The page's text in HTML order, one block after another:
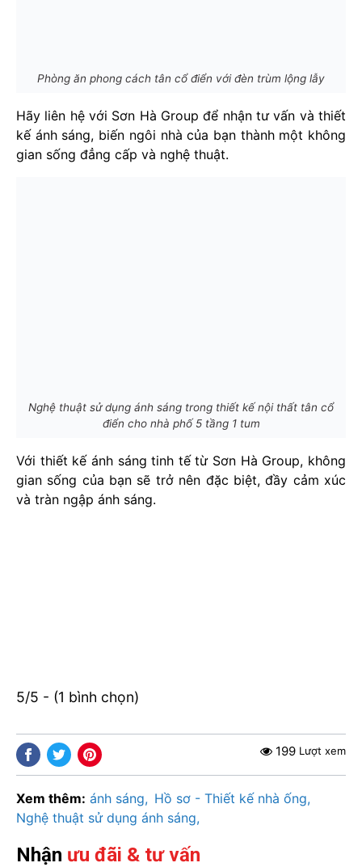
Phòng ăn phong cách tân cổ điển với đèn trùm lộng lẫy
Hãy liên hệ với Sơn Hà Group để nhận tư vấn và thiết
kế ánh sáng, biến ngôi nhà của bạn thành một không
gian sống đẳng cấp và nghệ thuật.
Nghệ thuật sử dụng ánh sáng trong thiết kế nội thất tân cổ
điển cho nhà phố 5 tầng 1 tum
Với thiết kế ánh sáng tinh tế từ Sơn Hà Group, không
gian sống của bạn sẽ trở nên đặc biệt, đầy cảm xúc
và tràn ngập ánh sáng.
5/5 - (1 bình chọn)
199 Lượt xem
Xem thêm: ánh sáng
Hồ sơ - Thiết kế nhà ống
Nghệ thuật sử dụng ánh sáng
Nhận ưu đãi & tư vấn